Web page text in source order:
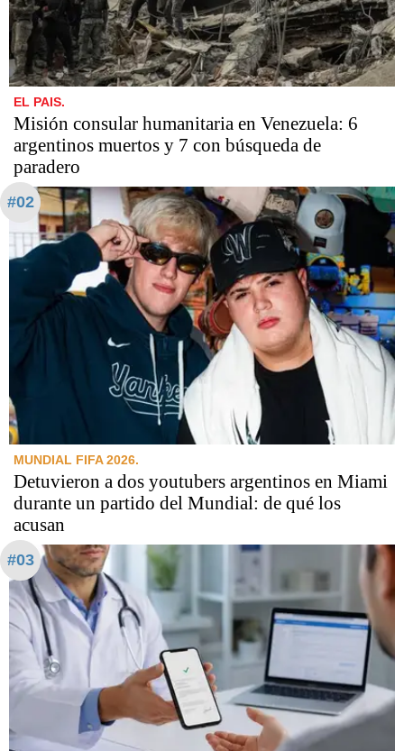
EL PAIS.
Misión consular humanitaria en Venezuela: 6
argentinos muertos y 7 con búsqueda de
paradero
#02
MUNDIAL FIFA 2026.
Detuvieron a dos youtubers argentinos en Miami
durante un partido del Mundial: de qué los
acusan
#03